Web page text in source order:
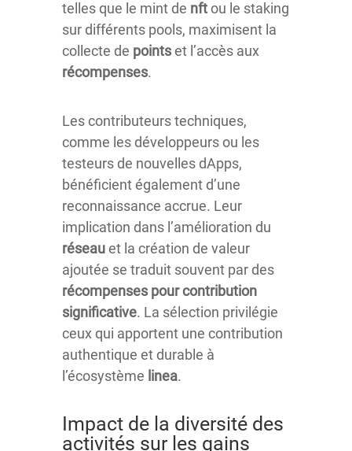
telles que le mint de nftou le staking
sur différents pools, maximisent la
collecte de pointset l’accès aux
récompenses.
Les contributeurs techniques,
comme les développeurs ou les
testeurs de nouvelles dApps,
bénéficient également d’une
reconnaissance accrue. Leur
implication dans l’amélioration du
réseauet la création de valeur
ajoutée se traduit souvent par des
récompenses pour contribution
significative. La sélection privilégie
ceux qui apportent une contribution
authentique et durable à
l’écosystème linea.
Impact de la diversité des
activités sur les gains